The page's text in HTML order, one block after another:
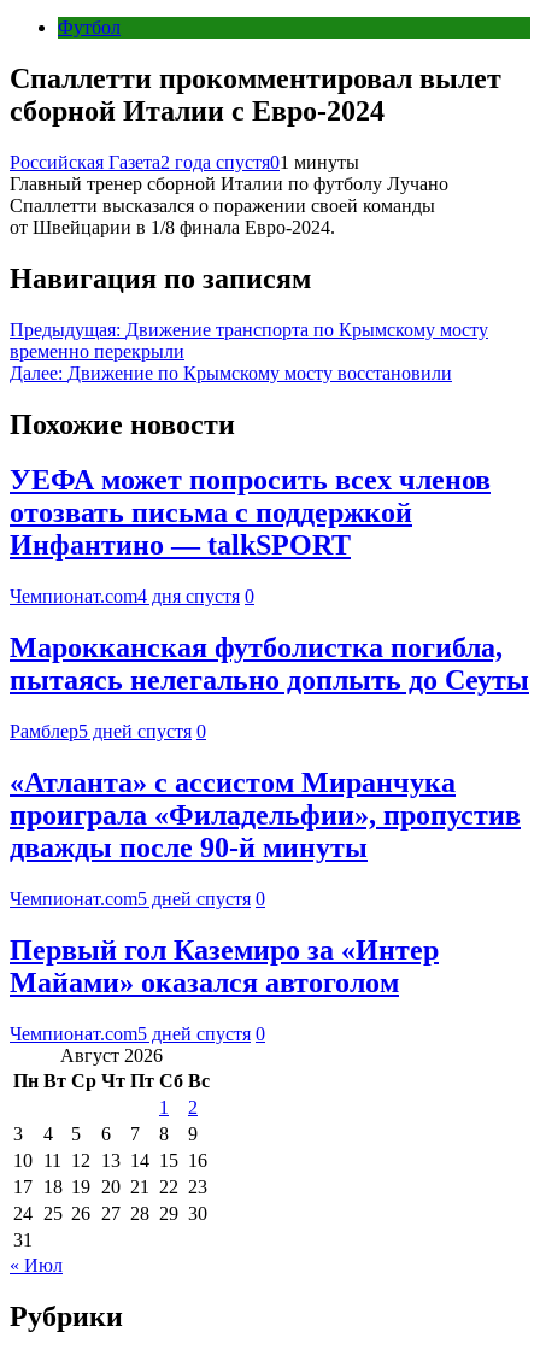
Футбол
Спаллетти прокомментировал вылет
сборной Италии с Евро-2024
Российская Газета2 года спустя01 минуты
Главный тренер сборной Италии по футболу Лучано
Спаллетти высказался о поражении своей команды
от Швейцарии в 1/8 финала Евро-2024.
Навигация по записям
Предыдущая: Движение транспорта по Крымскому мосту
временно перекрыли
Далее: Движение по Крымскому мосту восстановили
Похожие новости
УЕФА может попросить всех членов
отозвать письма с поддержкой
Инфантино — talkSPORT
Чемпионат.com4 дня спустя 0
Марокканская футболистка погибла,
пытаясь нелегально доплыть до Сеуты
Рамблер5 дней спустя 0
«Атланта» с ассистом Миранчука
проиграла «Филадельфии», пропустив
дважды после 90-й минуты
Чемпионат.com5 дней спустя 0
Первый гол Каземиро за «Интер
Майами» оказался автоголом
Чемпионат.com5 дней спустя 0
Август 2026
Пн Вт Ср Чт Пт Сб Вс
1
2
3
4 5 6 7 8
9
10 11 12 13 14 15 16
17 18 19 20 21 22 23
24 25 26 27 28 29 30
31
« Июл
Рубрики